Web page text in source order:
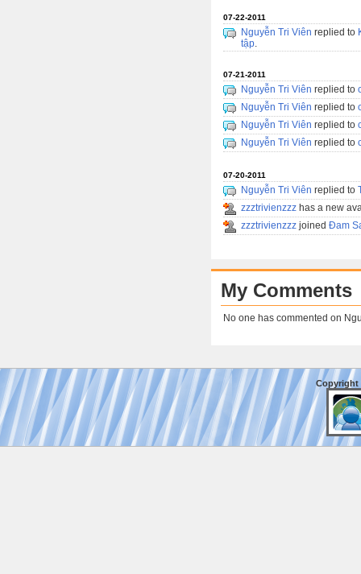
07-22-2011
Nguyễn Tri Viên replied to
tập.
07-21-2011
Nguyễn Tri Viên replied to
Nguyễn Tri Viên replied to
Nguyễn Tri Viên replied to
Nguyễn Tri Viên replied to
07-20-2011
Nguyễn Tri Viên replied to
zzztrivienzzz has a new
zzztrivienzzz joined Đam
My Comments
No one has commented on
Copyright